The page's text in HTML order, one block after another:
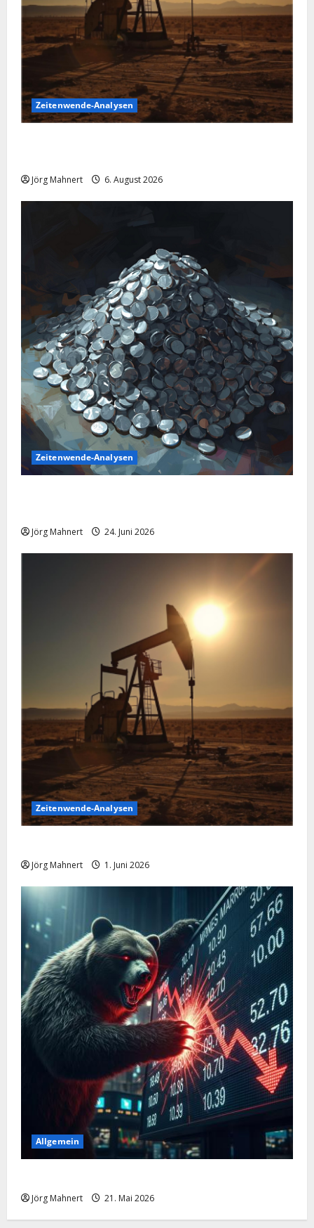
Zeitenwende-Analysen
Jörg Mahnert 6. August 2026
Zeitenwende-Analysen
Jörg Mahnert 24. Juni 2026
Zeitenwende-Analysen
Jörg Mahnert 1. Juni 2026
Allgemein
Jörg Mahnert 21. Mai 2026